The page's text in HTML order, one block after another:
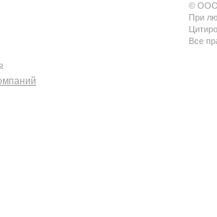
© ООО
При
Все